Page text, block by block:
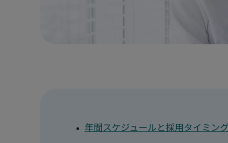
年間スケジュールと採用タイミング